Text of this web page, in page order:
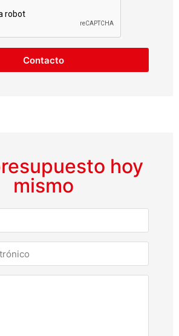
Contacto
hoy
mismo